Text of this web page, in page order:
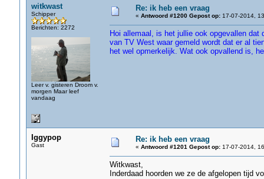
witkwast
Schipper
Berichten: 2272
Leer v. gisteren Droom v.
morgen Maar leef
vandaag
Re: ik heb een vraag
« Antwoord #1200 Gepost op:17-07-2014,
Hoi allemaal, is het jullie ook opgevallen
van TV West waar gemeld wordt dat er al
het wel opmerkelijk. Wat ook opvallend is,
Iggypop
Gast
Re: ik heb een vraag
« Antwoord #1201 Gepost op:17-07-2014,
Witkwast,
Inderdaad hoorden we ze de afgelopen tijd